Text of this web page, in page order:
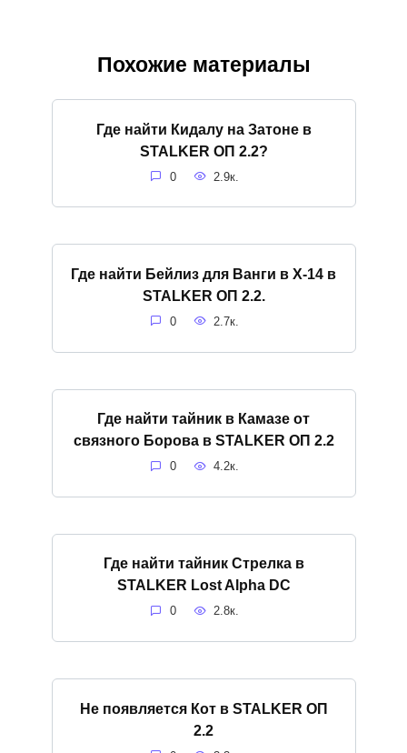
Похожие материалы
Где найти Кидалу на Затоне в
STALKER ОП 2.2?
0 2.9к.
Где найти Бейлиз для Ванги в X-14 в
STALKER ОП 2.2.
0 2.7к.
Где найти тайник в Камазе от
связного Борова в STALKER ОП 2.2
0 4.2к.
Где найти тайник Стрелка в
STALKER Lost Alpha DC
0 2.8к.
Не появляется Кот в STALKER ОП
2.2